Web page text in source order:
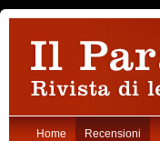
Home Recensioni